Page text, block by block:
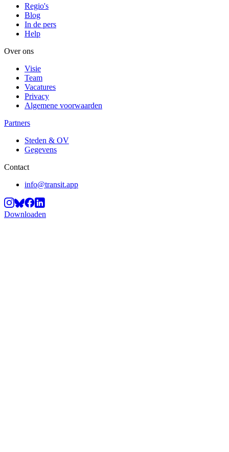
Regio's
Blog
In de pers
Help
Over ons
Visie
Team
Vacatures
Privacy
Algemene voorwaarden
Partners
Steden & OV
Gegevens
Contact
info@transit.app
Downloaden